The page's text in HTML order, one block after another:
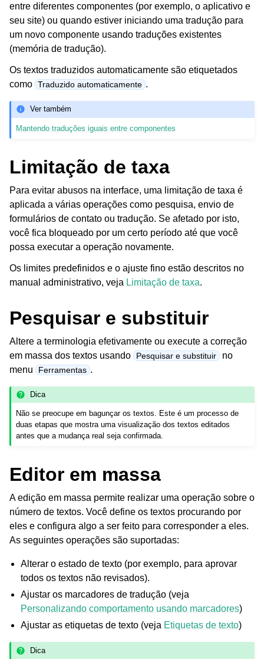
entre diferentes componentes (por exemplo, o aplicativo e
seu site) ou quando estiver iniciando uma tradução para
um novo componente usando traduções existentes
(memória de tradução).
Os textos traduzidos automaticamente são etiquetados
como Traduzido automaticamente .
Ver também
Mantendo traduções iguais entre componentes
Limitação de taxa
Para evitar abusos na interface, uma limitação de taxa é
aplicada a várias operações como pesquisa, envio de
formulários de contato ou tradução. Se afetado por isto,
você fica bloqueado por um certo período até que você
possa executar a operação novamente.
Os limites predefinidos e o ajuste fino estão descritos no
manual administrativo, veja Limitação de taxa.
Pesquisar e substituir
Altere a terminologia efetivamente ou execute a correção
em massa dos textos usando
Pesquisar e substituir no
menu
Ferramentas .
Dica
Não se preocupe em bagunçar os textos. Este é um processo de
duas etapas que mostra uma visualização dos textos editados
antes que a mudança real seja confirmada.
Editor em massa
A edição em massa permite realizar uma operação sobre o
número de textos. Você define os textos procurando por
eles e configura algo a ser feito para corresponder a eles.
As seguintes operações são suportadas:
Alterar o estado de texto (por exemplo, para aprovar
todos os textos não revisados).
Ajustar os marcadores de tradução (veja
Personalizando comportamento usando marcadores)
Ajustar as etiquetas de texto (veja Etiquetas de texto)
Dica